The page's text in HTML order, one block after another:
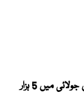
ایس ای سی پی میں جولائی میں 5 ہزار